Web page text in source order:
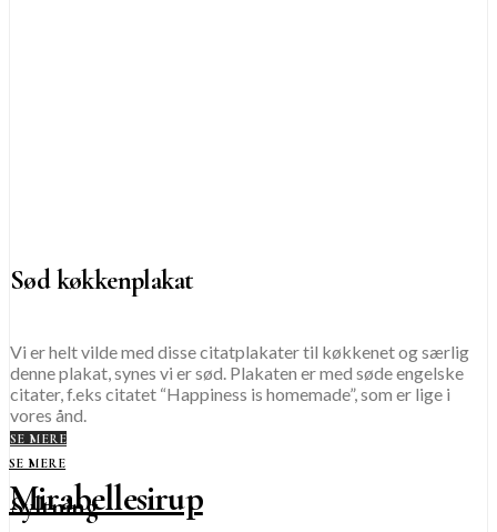
Sød køkkenplakat
Vi er helt vilde med disse citatplakater til køkkenet og særlig
denne plakat, synes vi er sød. Plakaten er med søde engelske
citater, f.eks citatet “Happiness is homemade”, som er lige i
vores ånd.
SE MERE
Syltning
SE MERE
Mirabellesirup